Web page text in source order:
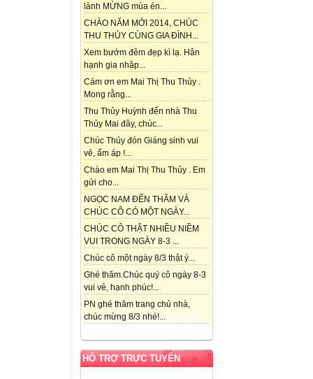
lành MỪNG mùa én...
CHÀO NĂM MỚI 2014, CHÚC
THU THỦY CÙNG GIA ĐÌNH...
Xem bướm đêm đẹp kì lạ. Hân
hạnh gia nhập...
Cám ơn em Mai Thị Thu Thủy .
Mong rằng...
Thu Thủy Huỳnh đến nhà Thu
Thủy Mai đây, chúc...
Chúc Thủy đón Giáng sinh vui
vẻ, ấm áp !...
Chào em Mai Thị Thu Thủy . Em
gửi cho...
NGỌC NAM ĐẾN THĂM VÀ
CHÚC CÔ CÓ MỘT NGÀY...
CHÚC CÔ THẬT NHIỀU NIỀM
VUI TRONG NGÀY 8-3 ...
Chúc cô một ngày 8/3 thật ý...
Ghé thăm.Chúc quý cô ngày 8-3
vui vẻ, hạnh phúc!...
PN ghé thăm trang chủ nhà,
chúc mừng 8/3 nhé!...
HỖ TRỢ TRỰC TUYẾN